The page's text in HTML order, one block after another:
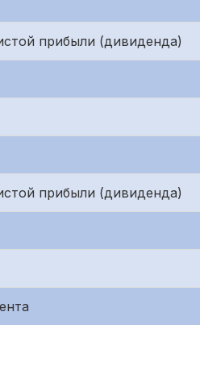
прибыли (дивиденда)
прибыли (дивиденда)